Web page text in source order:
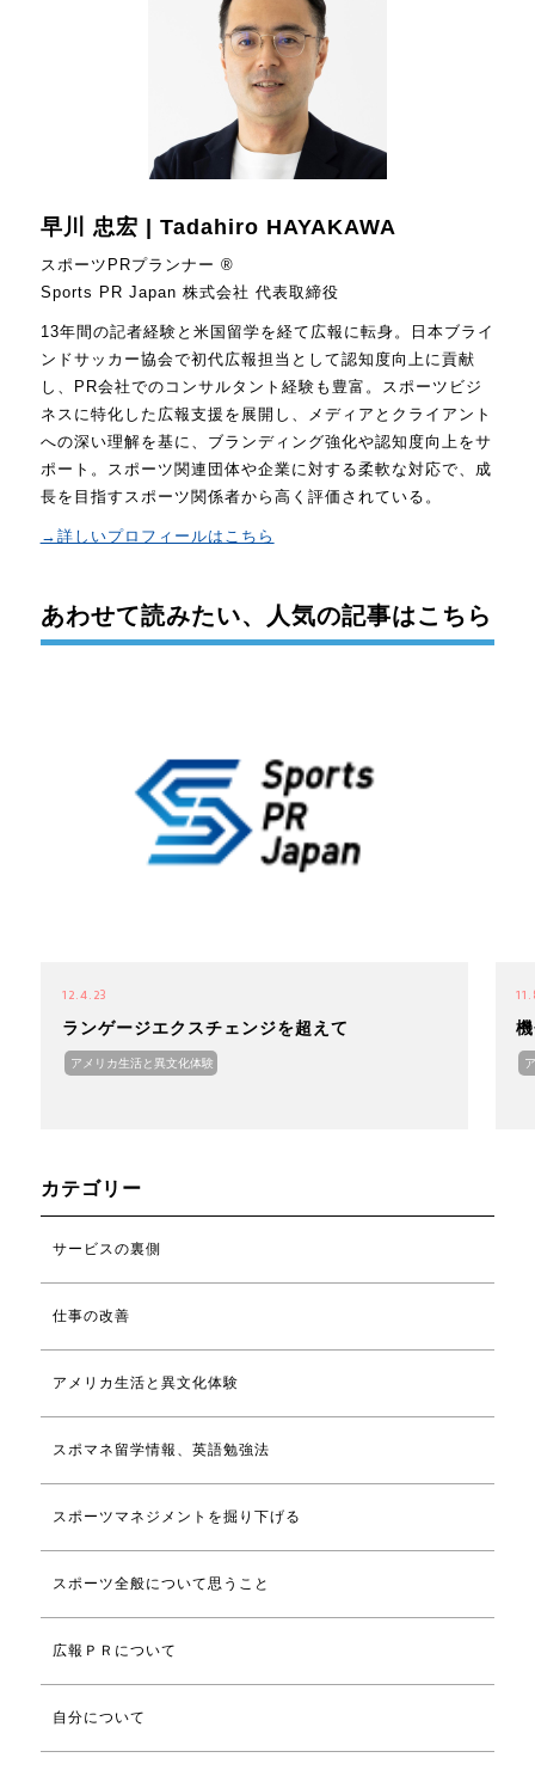
早川 忠宏 | Tadahiro HAYAKAWA
スポーツPRプランナー ®
Sports PR Japan 株式会社 代表取締役
13年間の記者経験と米国留学を経て広報に転身。日本ブライ
ンドサッカー協会で初代広報担当として認知度向上に貢献
し、PR会社でのコンサルタント経験も豊富。スポーツビジ
ネスに特化した広報支援を展開し、メディアとクライアント
への深い理解を基に、ブランディング強化や認知度向上をサ
ポート。スポーツ関連団体や企業に対する柔軟な対応で、成
長を目指すスポーツ関係者から高く評価されている。
→詳しいプロフィールはこちら
あわせて読みたい、人気の記事はこちら
12.4.23
ランゲージエクスチェンジを超えて
アメリカ生活と異文化体験
カテゴリー
サービスの裏側
仕事の改善
アメリカ生活と異文化体験
スポマネ留学情報、英語勉強法
スポーツマネジメントを掘り下げる
スポーツ全般について思うこと
広報ＰＲについて
自分について